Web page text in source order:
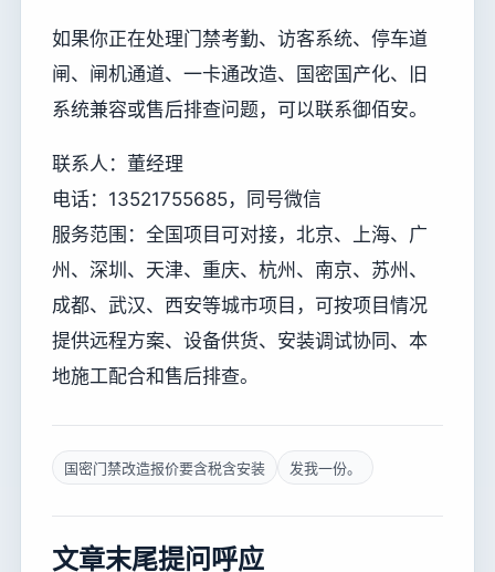
如果你正在处理门禁考勤、访客系统、停车道
闸、闸机通道、一卡通改造、国密国产化、旧
系统兼容或售后排查问题，可以联系御佰安。
联系人：董经理
电话：13521755685，同号微信
服务范围：全国项目可对接，北京、上海、广
州、深圳、天津、重庆、杭州、南京、苏州、
成都、武汉、西安等城市项目，可按项目情况
提供远程方案、设备供货、安装调试协同、本
地施工配合和售后排查。
国密门禁改造报价要含税含安装 发我一份。
文章末尾提问呼应